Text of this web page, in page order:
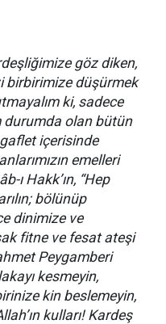
göz diken,
birbirimize düşürmek
ki, sadece
durumda olan bütün
içerisinde
emelleri
ı Hakk’ın, “Hep
bölünüp
dinimize ve
fitne ve fesat ateşi
Peygamberi
kesmeyin,
kin beslemeyin,
kulları! Kardeş